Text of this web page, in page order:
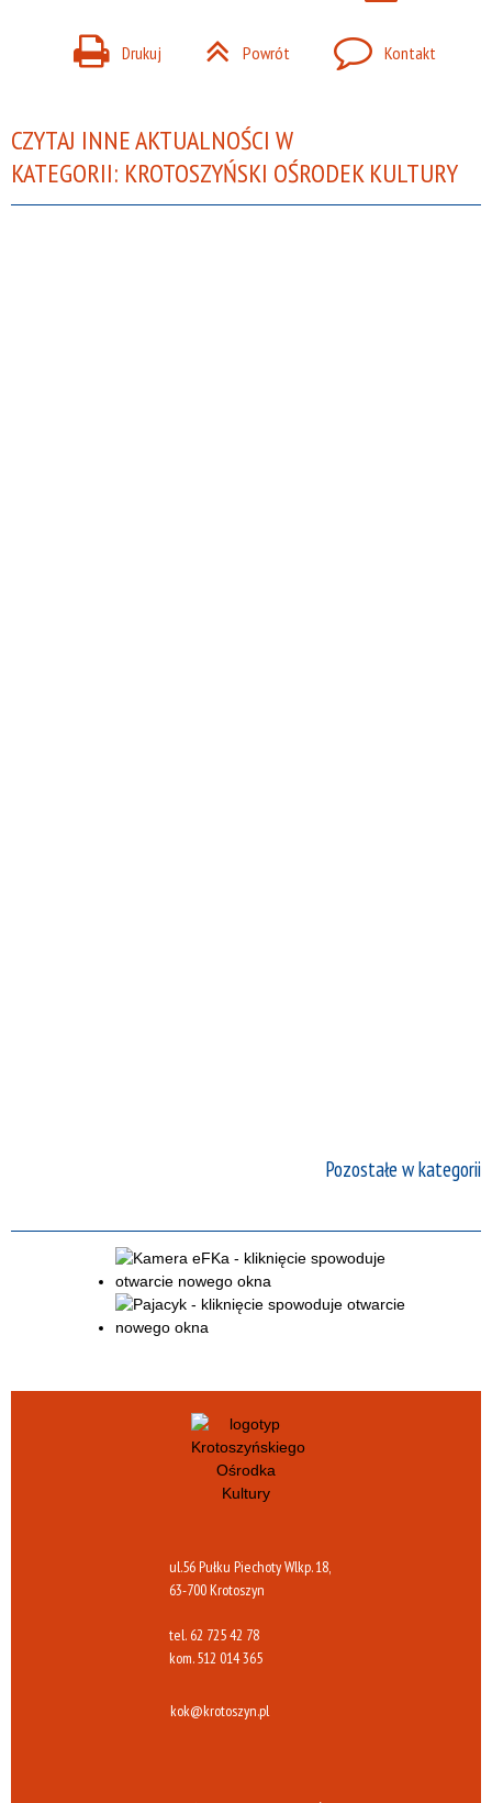
Drukuj Powrót Kontakt
CZYTAJ INNE AKTUALNOŚCI W
KATEGORII: KROTOSZYŃSKI OŚRODEK KULTURY
Pozostałe w kategorii
ul.56 Pułku Piechoty Wlkp. 18,
63-700 Krotoszyn
tel. 62 725 42 78
kom.512 014 365
kok@krotoszyn.pl